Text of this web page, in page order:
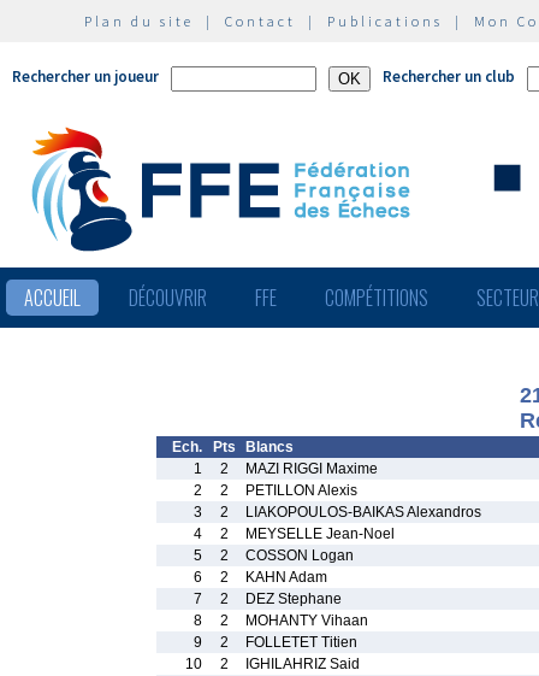
Plan du site | Contact | Publications | Mon
Rechercher un joueur Rechercher un club
ACCUEIL DÉCOUVRIR FFE COMPÉTITIONS
Ech. Pts
Blancs
1
2
MAZI RIGGI Maxime
2
2
PETILLON Alexis
3
2
LIAKOPOULOS-BAIKAS Alexandros
4
2
MEYSELLE Jean-Noel
5
2
COSSON Logan
6
2
KAHN Adam
7
2
DEZ Stephane
8
2
MOHANTY Vihaan
9
2
FOLLETET Titien
10
2
IGHILAHRIZ Said